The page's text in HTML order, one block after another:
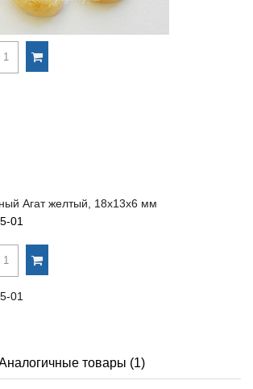
Агат желтый, 18х13х6 мм
01
01
товары (1)